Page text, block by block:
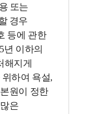
또는
경우
등에 관한
년 이하의
해지게
하여 욕설,
원이 정한
은